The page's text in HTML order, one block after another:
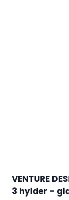
VENTURE
3 hylder –